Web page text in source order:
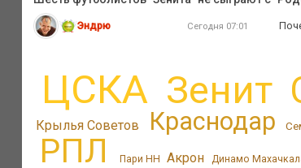
Эндрю Сегодня 07:01
ЦСКА Зенит
Крылья Советов Краснодар
РПЛ Пари НН Акрон Динамо